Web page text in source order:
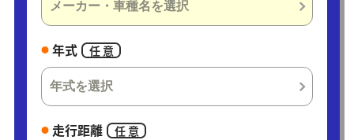
年式 任 意
走行距離 任 意